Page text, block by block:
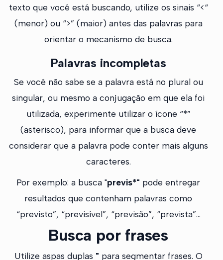
texto que você está buscando, utilize os sinais “<“
(menor) ou “>” (maior) antes das palavras para
orientar o mecanismo de busca.
Palavras incompletas
Se você não sabe se a palavra está no plural ou
singular, ou mesmo a conjugação em que ela foi
utilizada, experimente utilizar o ícone “*”
(asterisco), para informar que a busca deve
considerar que a palavra pode conter mais alguns
caracteres.
Por exemplo: a busca "previs*" pode entregar
resultados que contenham palavras como
“previsto”, “previsível”, “previsão”, “prevista”…
Busca por frases
Utilize aspas duplas " para segmentar frases. O